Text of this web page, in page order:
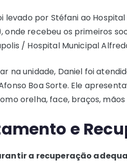
levado por Stéfani ao
onde recebeu os primeiros
/ Hospital Municipal
na unidade, Daniel foi
Boa Sorte. Ele
orelha, face, braços, mãos
e
a recuperação